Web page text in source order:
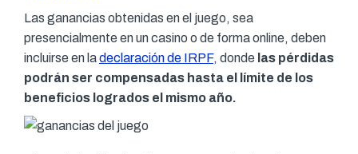
Las ganancias obtenidas en el juego, sea
presencialmente en un casino o de forma online, deben
incluirse en ladeclaración de IRPF, donde las pérdidas
podrán ser compensadas hasta el límite de los
beneficios logrados el mismo año.